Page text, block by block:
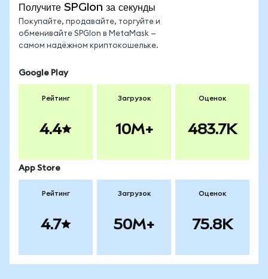
Получите SPGIon за секунды
Покупайте, продавайте, торгуйте и
обменивайте SPGIon в MetaMask —
самом надёжном криптокошельке.
Google Play
Рейтинг
4.4
Загрузок
10M+
Оценок
483.7K
App Store
Рейтинг
4.7
Загрузок
50M+
Оценок
75.8K